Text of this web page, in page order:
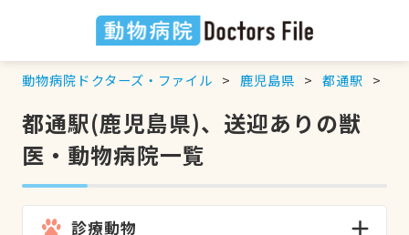
動物病院ドクターズ・ファイル 鹿児島県 都通駅
都通駅(鹿児島県)、送迎ありの獣
医・動物病院一覧
診療動物